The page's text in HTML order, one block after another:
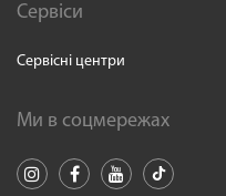
Сервіси
Сервісні центри
Ми в соцмережах